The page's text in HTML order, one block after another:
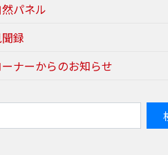
パネル
録
ナーからのお知らせ